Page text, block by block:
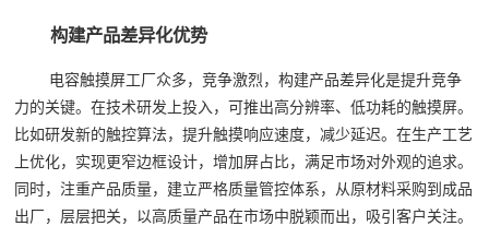
构建产品差异化优势
电容触摸屏工厂众多，竞争激烈，构建产品差异化是提升竞争
力的关键。在技术研发上投入，可推出高分辨率、低功耗的触摸屏。
比如研发新的触控算法，提升触摸响应速度，减少延迟。在生产工艺
上优化，实现更窄边框设计，增加屏占比，满足市场对外观的追求。
同时，注重产品质量，建立严格质量管控体系，从原材料采购到成品
出厂，层层把关，以高质量产品在市场中脱颖而出，吸引客户关注。